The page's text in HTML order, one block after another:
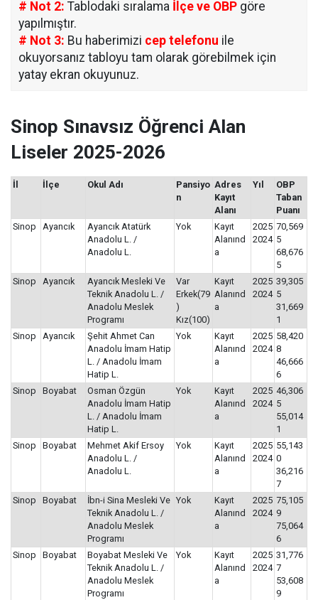
# Not 2: Tablodaki sıralama İlçe ve OBP göre
yapılmıştır.
# Not 3: Bu haberimizi cep telefonu ile
okuyorsanız tabloyu tam olarak görebilmek için
yatay ekran okuyunuz.
Sinop Sınavsız Öğrenci Alan
Liseler 2025-2026
İl İlçe Okul Adı
Pansiyo
n
Adres
Kayıt
Alanı
Yıl
OBP
Taban
Puanı
Sinop
Ayancık
Ayancık Atatürk
Anadolu L. /
Anadolu L.
Yok
Kayıt
Alanınd
a
2025
2024
70,569
5
68,676
5
Sinop
Ayancık
Ayancık Mesleki Ve
Teknik Anadolu L. /
Anadolu Meslek
Programı
Var
Erkek(79
)
Kız(100)
Kayıt
Alanınd
a
2025
2024
39,305
5
31,669
1
Sinop
Ayancık
Şehit Ahmet Can
Anadolu İmam Hatip
L. / Anadolu İmam
Hatip L.
Yok
Kayıt
Alanınd
a
2025
2024
58,420
8
46,666
6
Sinop
Boyabat
Osman Özgün
Anadolu İmam Hatip
L. / Anadolu İmam
Hatip L.
Yok
Kayıt
Alanınd
a
2025
2024
46,306
5
55,014
1
Sinop
Boyabat
Mehmet Akif Ersoy
Anadolu L. /
Anadolu L.
Yok
Kayıt
Alanınd
a
2025
2024
55,143
0
36,216
7
Sinop
Boyabat
İbn-i Sina Mesleki Ve
Teknik Anadolu L. /
Anadolu Meslek
Programı
Yok
Kayıt
Alanınd
a
2025
2024
75,105
9
75,064
6
Sinop
Boyabat
Boyabat Mesleki Ve
Teknik Anadolu L. /
Anadolu Meslek
Programı
Yok
Kayıt
Alanınd
a
2025
2024
31,776
7
53,608
9